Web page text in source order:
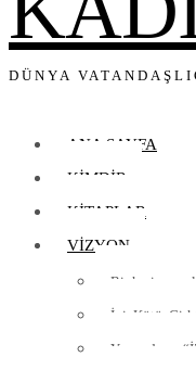
DÜNYA
ANA SAYFA
KIMDIR
KITAPLAR
VIZYON
Bir kariyer
İyi, Kötü,
Yaşamda ya